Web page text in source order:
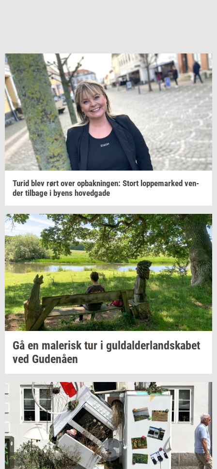
Turid blev rørt over op­bak­nin­gen: Stort lop­pe­mar­ked ven­
der til­ba­ge i byens ho­ved­ga­de
Gå en ma­le­risktur i gul­dal­der­land­ska­bet
ved Gu­denå­en